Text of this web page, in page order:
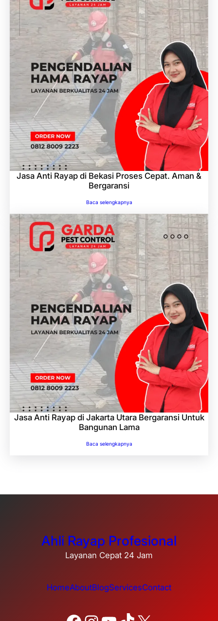
Jasa Anti Rayap di Bekasi Proses Cepat. Aman &
Bergaransi
Baca selengkapnya
Jasa Anti Rayap di Jakarta Utara Bergaransi Untuk
Bangunan Lama
Baca selengkapnya
Ahli Rayap Profesional
Layanan Cepat 24 Jam
HomeAboutBlogServicesContact